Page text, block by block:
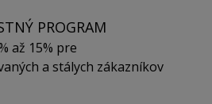
PROGRAM
až 15% pre
a stálych zákazníkov